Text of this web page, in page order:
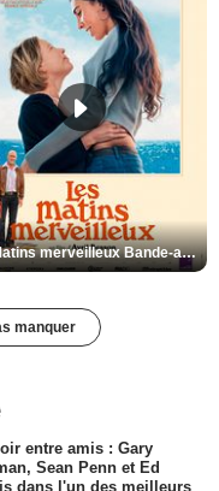
Les Matins merveilleux Bande-annonce VF
manquer
entre amis : Gary
Sean Penn et Ed
dans l'un des meilleurs